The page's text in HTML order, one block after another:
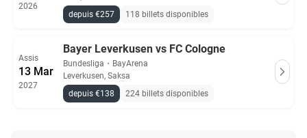
2026
depuis €257
118 billets disponibles
Assis
13 Mar
2027
Bayer Leverkusen vs FC Cologne
Bundesliga ・ BayArena
Leverkusen, Saksa
depuis €138
224 billets disponibles